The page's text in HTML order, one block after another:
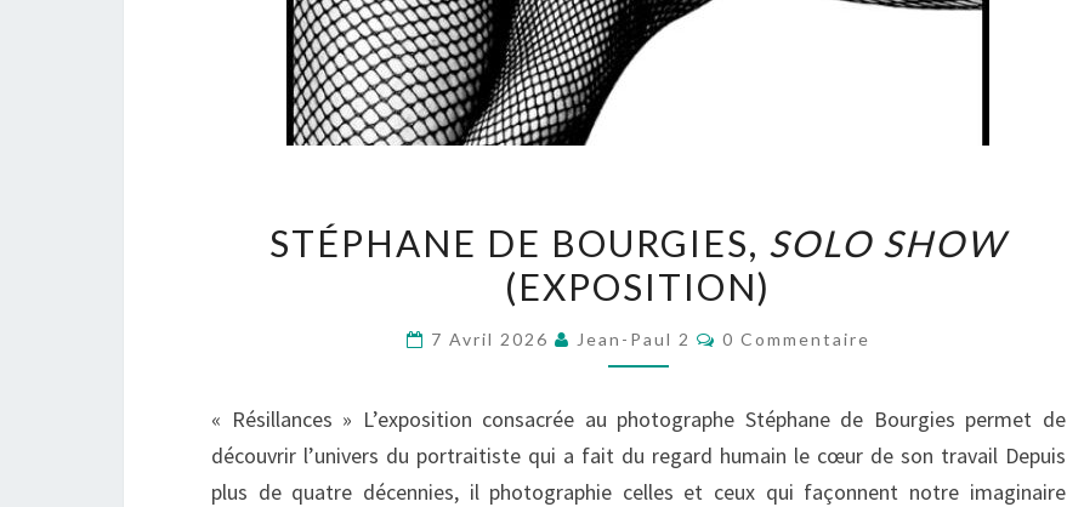
DE
BOURGIES,
SHOW
STÉPHANE DE BOURGIES, SOLO SHOW
(EXPOSITION)
7 Avril 2026 Jean-Paul 2 Commentaires
0 Commentaire
« Résillances » L’exposition consacrée au photographe Stéphane de Bourgies permet de
découvrir l’univers du portraitiste qui a fait du regard humain le cœur de son travail Depuis
plus de quatre décennies, il photographie celles et ceux qui façonnent notre imaginaire